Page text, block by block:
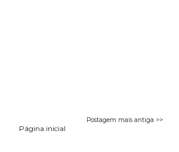
Postagem mais antiga >>
Página inicial